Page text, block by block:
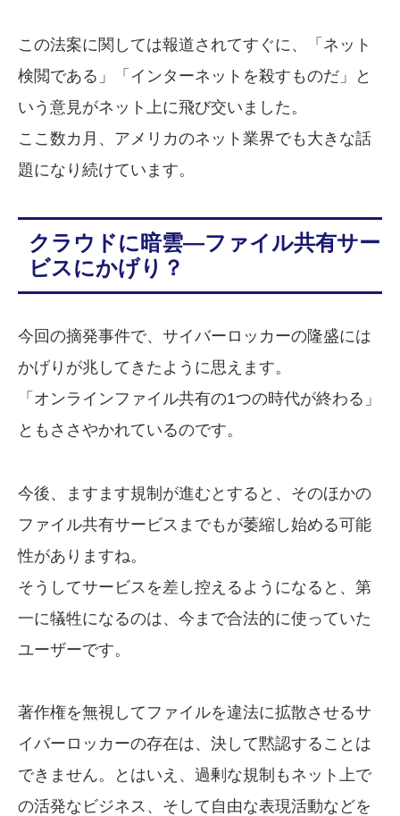
この法案に関しては報道されてすぐに、「ネット
検閲である」「インターネットを殺すものだ」と
いう意見がネット上に飛び交いました。
ここ数カ月、アメリカのネット業界でも大きな話
題になり続けています。
クラウドに暗雲―ファイル共有サー
ビスにかげり？
今回の摘発事件で、サイバーロッカーの隆盛には
かげりが兆してきたように思えます。
「オンラインファイル共有の1つの時代が終わる」
ともささやかれているのです。
今後、ますます規制が進むとすると、そのほかの
ファイル共有サービスまでもが萎縮し始める可能
性がありますね。
そうしてサービスを差し控えるようになると、第
一に犠牲になるのは、今まで合法的に使っていた
ユーザーです。
著作権を無視してファイルを違法に拡散させるサ
イバーロッカーの存在は、決して黙認することは
できません。とはいえ、過剰な規制もネット上で
の活発なビジネス、そして自由な表現活動などを